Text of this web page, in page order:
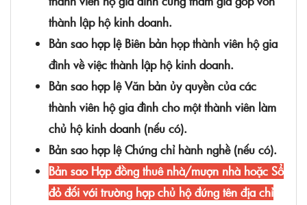
thành lập hộ kinh doanh.
Bản sao hợp lệ Biên bản họp thành viên hộ gia
đình về việc thành lập hộ kinh doanh.
Bản sao hợp lệ Văn bản ủy quyền của các
thành viên hộ gia đình cho một thành viên làm
chủ hộ kinh doanh (nếu có).
Bản sao hợp lệ Chứng chỉ hành nghề (nếu có).
Bản sao Hợp đồng thuê nhà/mượn nhà hoặc Sổ
đỏ đối với trường hợp chủ hộ đứng tên địa chỉ